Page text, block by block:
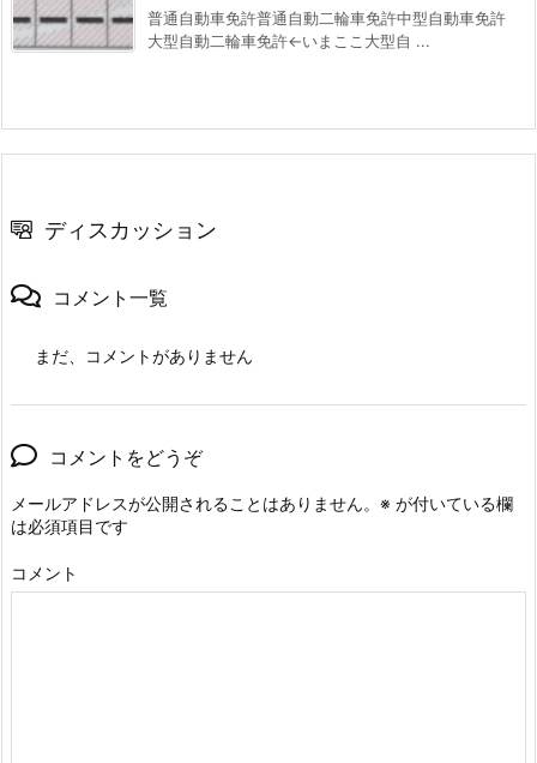
普通自動車免許普通自動二輪車免許中型自動車免許
大型自動二輪車免許←いまここ大型自 ...
ディスカッション
コメント一覧
まだ、コメントがありません
コメントをどうぞ
メールアドレスが公開されることはありません。 ※ が付いている欄
は必須項目です
コメント